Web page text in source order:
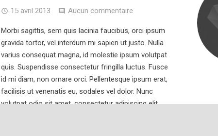
15 avril 2013 Aucun commentaire
Morbi sagittis, sem quis lacinia faucibus, orci ipsum
gravida tortor, vel interdum mi sapien ut justo. Nulla
varius consequat magna, id molestie ipsum volutpat
quis. Suspendisse consectetur fringilla luctus. Fusce
id mi diam, non ornare orci. Pellentesque ipsum erat,
facilisis ut venenatis eu, sodales vel dolor. Nunc
volutpat odio sit amet, consectetur adipiscing elit.